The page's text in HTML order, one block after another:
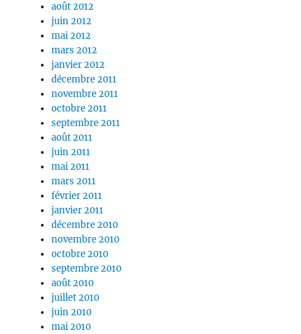
août 2012
juin 2012
mai 2012
mars 2012
janvier 2012
décembre 2011
novembre 2011
octobre 2011
septembre 2011
août 2011
juin 2011
mai 2011
mars 2011
février 2011
janvier 2011
décembre 2010
novembre 2010
octobre 2010
septembre 2010
août 2010
juillet 2010
juin 2010
mai 2010